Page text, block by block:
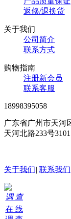
返修/退换货
关于我们
公司简介
联系方式
购物指南
注册新会员
联系客服
18998395058
广东省广州市天河
天河北路233号
关于我们| 联系我们
调 查
在 线